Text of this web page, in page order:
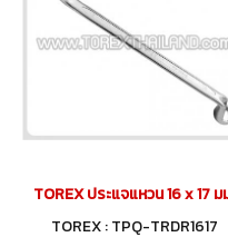
TOREX ประแจแหวน 16 x 17 ม
TOREX : TPQ-TRDR1617